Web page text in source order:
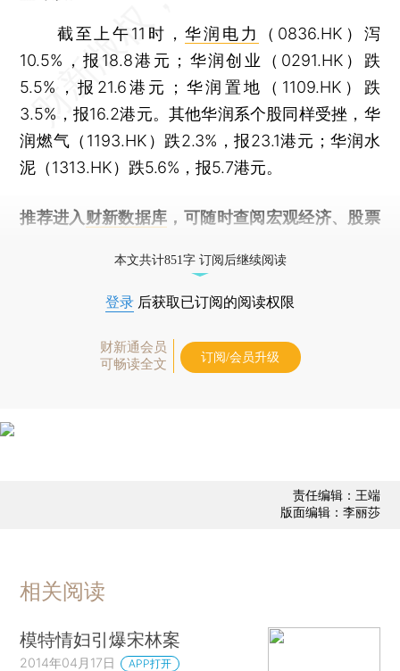
截至上午11时，华润电力
（0836.HK）泻
10.5%，报18.8港元；华润创业（0291.HK）跌
5.5%，报21.6港元；华润置地（1109.HK）跌
3.5%，报16.2港元。其他华润系个股同样受挫，华
润燃气（1193.HK）跌2.3%，报23.1港元；华润水
泥（1313.HK）跌5.6%，报5.7港元。
推荐进入 财新数据库 ，可随时查阅宏观经济、股票
本文共计851字 订阅后继续阅读
登录 后获取已订阅的阅读权限
财新通会员
可畅读全文
订阅/会员升级
责任编辑：王端
版面编辑：李丽莎
相关阅读
模特情妇引爆宋林案
2014年04月17日 APP打开